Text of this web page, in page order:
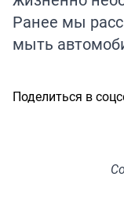
Ранее мы
мыть
Поделиться в